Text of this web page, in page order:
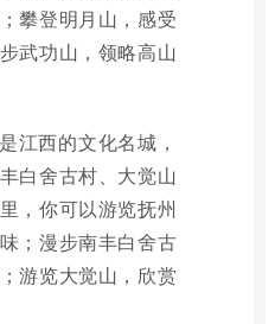
攀登明月山，感受
武功山，领略高山
江西的文化名城，
白舍古村、大觉山
，你可以游览抚州
；漫步南丰白舍古
游览大觉山，欣赏